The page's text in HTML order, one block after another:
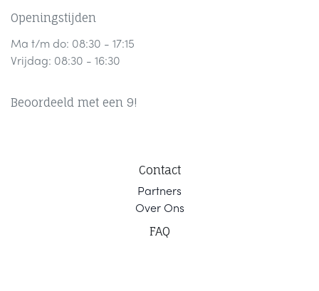
Openingstijden
Ma t/m do: 08:30 - 17:15
Vrijdag: 08:30 - 16:30
Beoordeeld met een 9!
Contact
Partners
Over Ons
FAQ